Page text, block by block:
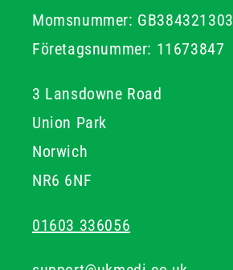
Momsnummer: GB384321303
Företagsnummer: 11673847
3 Lansdowne Road
Union Park
Norwich
NR6 6NF
01603 336056